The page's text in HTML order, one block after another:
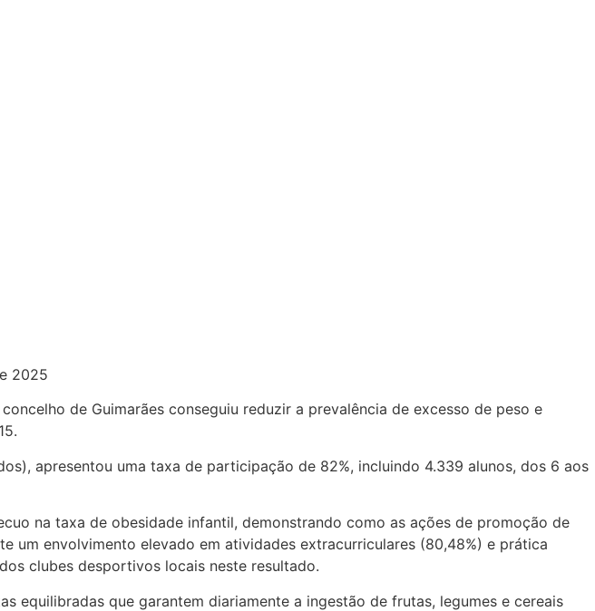
2025
de Guimarães conseguiu reduzir a prevalência de excesso de peso e
apresentou uma taxa de participação de 82%, incluindo 4.339 alunos, dos 6 aos
na taxa de obesidade infantil, demonstrando como as ações de promoção de
um envolvimento elevado em atividades extracurriculares (80,48%) e prática
clubes desportivos locais neste resultado.
equilibradas que garantem diariamente a ingestão de frutas, legumes e cereais